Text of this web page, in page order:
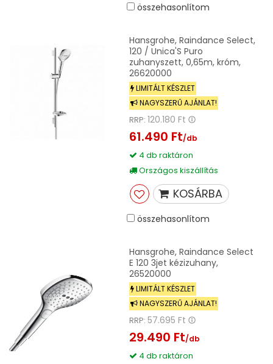
összehasonlítom
Hansgrohe, Raindance Select,
120 / Unica'S Puro
zuhanyszett, 0,65m, króm,
26620000
LIMITÁLT KÉSZLET
NAGYSZERŰ AJÁNLAT!
RRP: 120.180 Ft
61.490 Ft/db
4 db raktáron
Országos kiszállítás
KOSÁRBA
összehasonlítom
Hansgrohe, Raindance Select
E 120 3jet kézizuhany,
26520000
LIMITÁLT KÉSZLET
NAGYSZERŰ AJÁNLAT!
RRP: 57.695 Ft
29.490 Ft/db
4 db raktáron